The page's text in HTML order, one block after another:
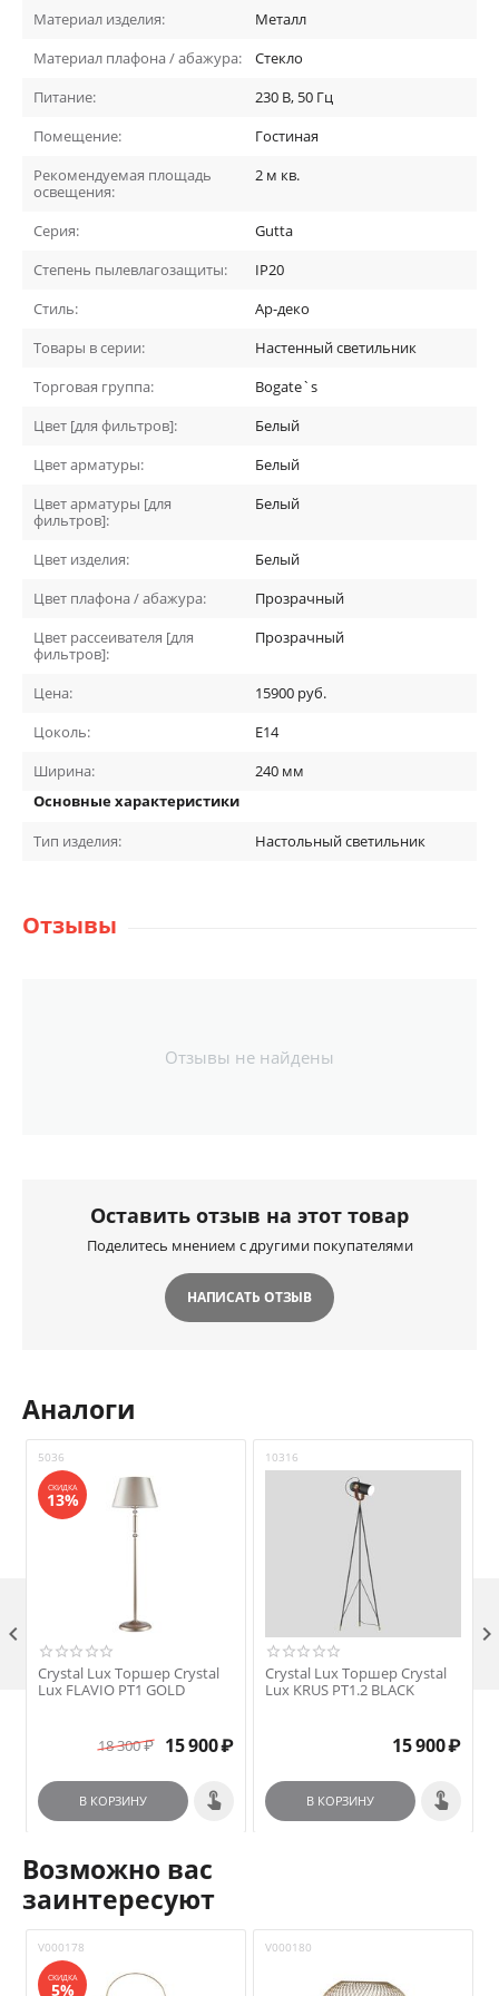
Материал изделия:
Металл
Материал плафона / абажура:
Стекло
Питание:
230 В, 50 Гц
Помещение:
Гостиная
Рекомендуемая площадь
освещения:
2 м кв.
Серия:
Gutta
Степень пылевлагозащиты:
IP20
Стиль:
Ар-деко
Товары в серии:
Настенный светильник
Торговая группа:
Bogate`s
Цвет [для фильтров]:
Белый
Цвет арматуры:
Белый
Цвет арматуры [для
фильтров]:
Белый
Цвет изделия:
Белый
Цвет плафона / абажура:
Прозрачный
Цвет рассеивателя [для
фильтров]:
Прозрачный
Цена: 15900 руб.
Цоколь:
E14
Ширина:
240 мм
Основные характеристики
Тип изделия:
Настольный светильник
Отзывы
Отзывы не найдены
Оставить отзыв на этот товар
Поделитесь мнением с другими покупателями
НАПИСАТЬ ОТЗЫВ
Аналоги
5036
СКИДКА
13%
Crystal Lux Торшер Crystal
Lux FLAVIO PT1 GOLD
18 300₽ 15 900₽
В КОРЗИНУ
10316
Crystal Lux Торшер Crystal
Lux KRUS PT1.2 BLACK
15 900₽
В КОРЗИНУ
 
Возможно вас
заинтересуют
V000178
СКИДКА
5%
V000180